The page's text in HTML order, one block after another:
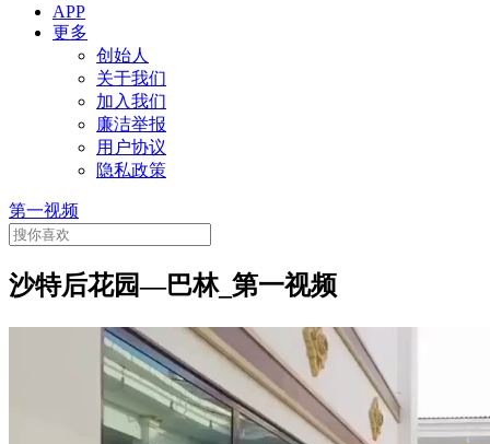
APP
更多
创始人
关于我们
加入我们
廉洁举报
用户协议
隐私政策
第一视频
沙特后花园—巴林_第一视频